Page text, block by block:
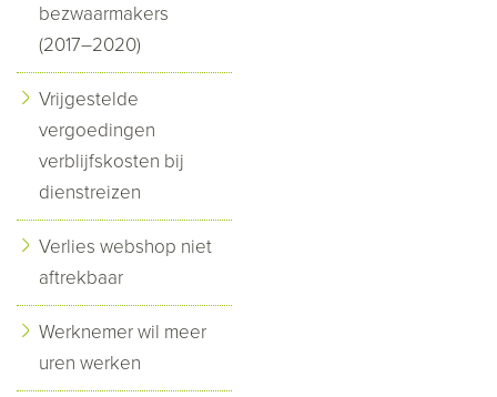
bezwaarmakers
(2017–2020)
Vrijgestelde
vergoedingen
verblijfskosten bij
dienstreizen
Verlies webshop niet
aftrekbaar
Werknemer wil meer
uren werken